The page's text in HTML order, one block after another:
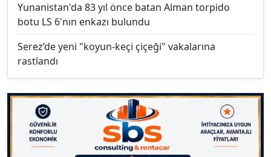
Yunanistan'da 83 yıl önce batan Alman torpido
botu LS 6'nın enkazı bulundu
Serez’de yeni "koyun-keçi çiçeği" vakalarına
rastlandı